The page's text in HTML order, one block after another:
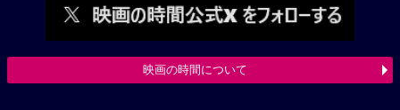
映画の時間について